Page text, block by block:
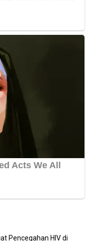
Pencegahan HIV di